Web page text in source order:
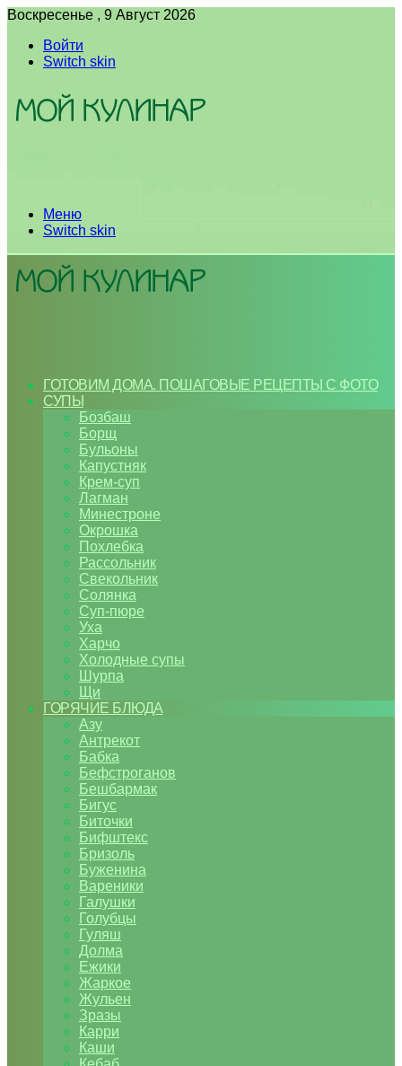
Воскресенье , 9 Август 2026
Войти
Switch skin
Меню
Switch skin
ГОТОВИМ ДОМА. ПОШАГОВЫЕ РЕЦЕПТЫ С ФОТО
СУПЫ
Бозбаш
Борщ
Бульоны
Капустняк
Крем-суп
Лагман
Минестроне
Окрошка
Похлебка
Рассольник
Свекольник
Солянка
Суп-пюре
Уха
Харчо
Холодные супы
Шурпа
Щи
ГОРЯЧИЕ БЛЮДА
Азу
Антрекот
Бабка
Бефстроганов
Бешбармак
Бигус
Биточки
Бифштекс
Бризоль
Буженина
Вареники
Галушки
Голубцы
Гуляш
Долма
Ежики
Жаркое
Жульен
Зразы
Карри
Каши